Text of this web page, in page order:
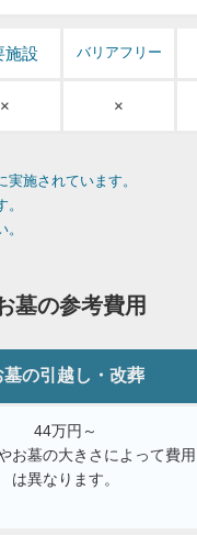
施設 バリアフリー
× ×
施されています。
墓の参考費用
墓の引越し・改葬
44万円～
お墓の大きさによって費用
は異なります。